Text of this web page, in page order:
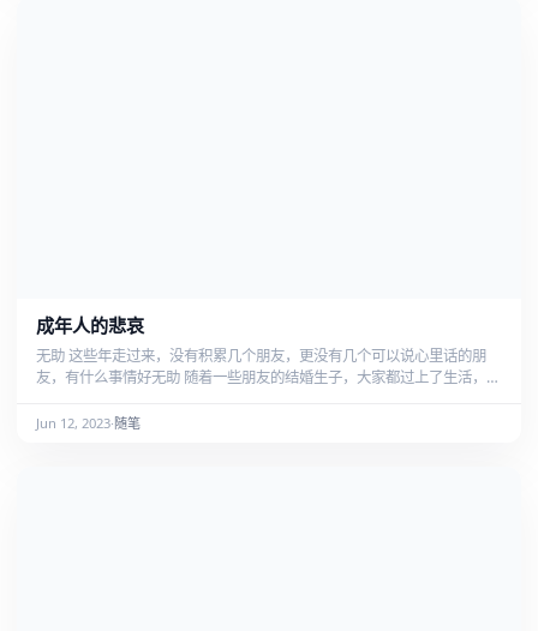
成年人的悲哀
无助 这些年走过来，没有积累几个朋友，更没有几个可以说心里话的朋
友，有什么事情好无助 随着一些朋友的结婚生子，大家都过上了生活，有
的心情 想曾经无助的时候谢谢文章，现在微信不是自己的，微博不是自己
Jun 12, 2023· 随笔